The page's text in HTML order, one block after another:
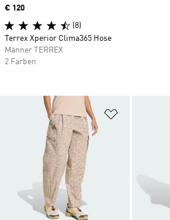
Zur
Price
€ 120
(8)
Terrex Xperior Clima365 Hose
Männer TERREX
2 Farben